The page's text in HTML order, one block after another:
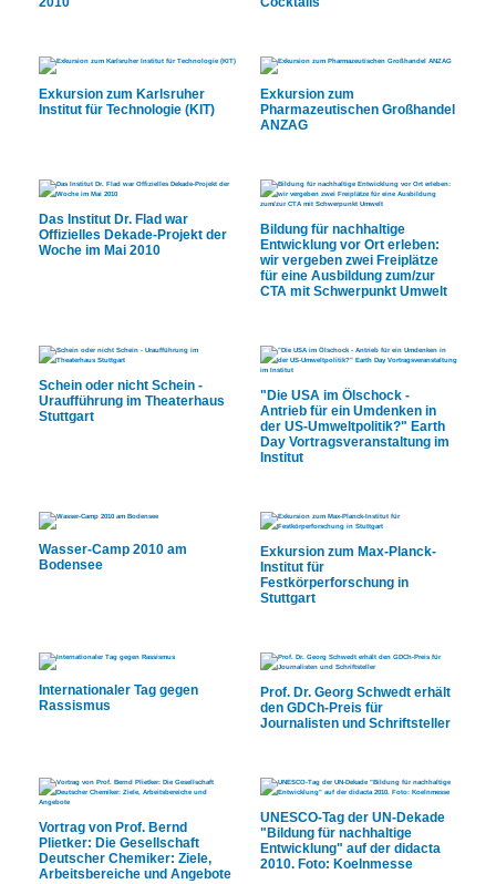
Exkursion zum Karlsruher
Institut für Technologie (KIT)
Exkursion zum
Pharmazeutischen Großhandel
ANZAG
Das Institut Dr. Flad war
Offizielles Dekade-Projekt der
Woche im Mai 2010
Bildung für nachhaltige
Entwicklung vor Ort erleben:
wir vergeben zwei Freiplätze
für eine Ausbildung zum/zur
CTA mit Schwerpunkt Umwelt
Schein oder nicht Schein -
Uraufführung im Theaterhaus
Stuttgart
"Die USA im Ölschock -
Antrieb für ein Umdenken in
der US-Umweltpolitik?" Earth
Day Vortragsveranstaltung im
Institut
Wasser-Camp 2010 am
Bodensee
Exkursion zum Max-Planck-
Institut für
Festkörperforschung in
Stuttgart
Internationaler Tag gegen
Rassismus
Prof. Dr. Georg Schwedt erhält
den GDCh-Preis für
Journalisten und Schriftsteller
Vortrag von Prof. Bernd
Plietker: Die Gesellschaft
Deutscher Chemiker: Ziele,
Arbeitsbereiche und Angebote
UNESCO-Tag der UN-Dekade
"Bildung für nachhaltige
Entwicklung" auf der didacta
2010. Foto: Koelnmesse